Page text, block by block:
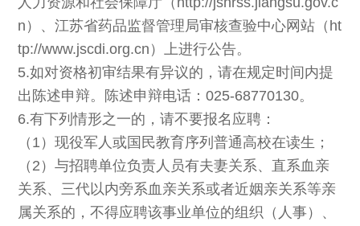
n）、江苏省药品监督管理局审核查验中心网站（ht
tp://www.jscdi.org.cn）上进行公告。
5.如对资格初审结果有异议的，请在规定时间内提
出陈述申辩。陈述申辩电话：025-68770130。
6.有下列情形之一的，请不要报名应聘：
（1）现役军人或国民教育序列普通高校在读生；
（2）与招聘单位负责人员有夫妻关系、直系血亲
关系、三代以内旁系血亲关系或者近姻亲关系等亲
属关系的，不得应聘该事业单位的组织（人事）、